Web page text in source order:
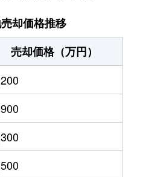
万円 南浦和
万円 南浦和
万円
万円
万円
万円
却価格推移
売却価格（万円）